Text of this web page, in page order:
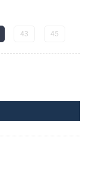
43 45